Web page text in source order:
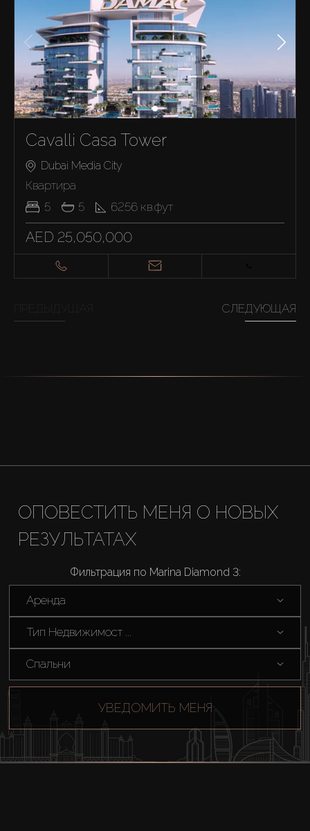
Cavalli Casa Tower
Dubai Media City
Квартира
5
5 6256 кв.фут
AED 25,050,000
СЛЕДУЮЩАЯ
ОПОВЕСТИТЬ МЕНЯ О НОВЫХ
РЕЗУЛЬТАТАХ
Фильтрация по Marina Diamond 3:
Аренда
Тип Недвижимост ...
Спальни
УВЕДОМИТЬ МЕНЯ